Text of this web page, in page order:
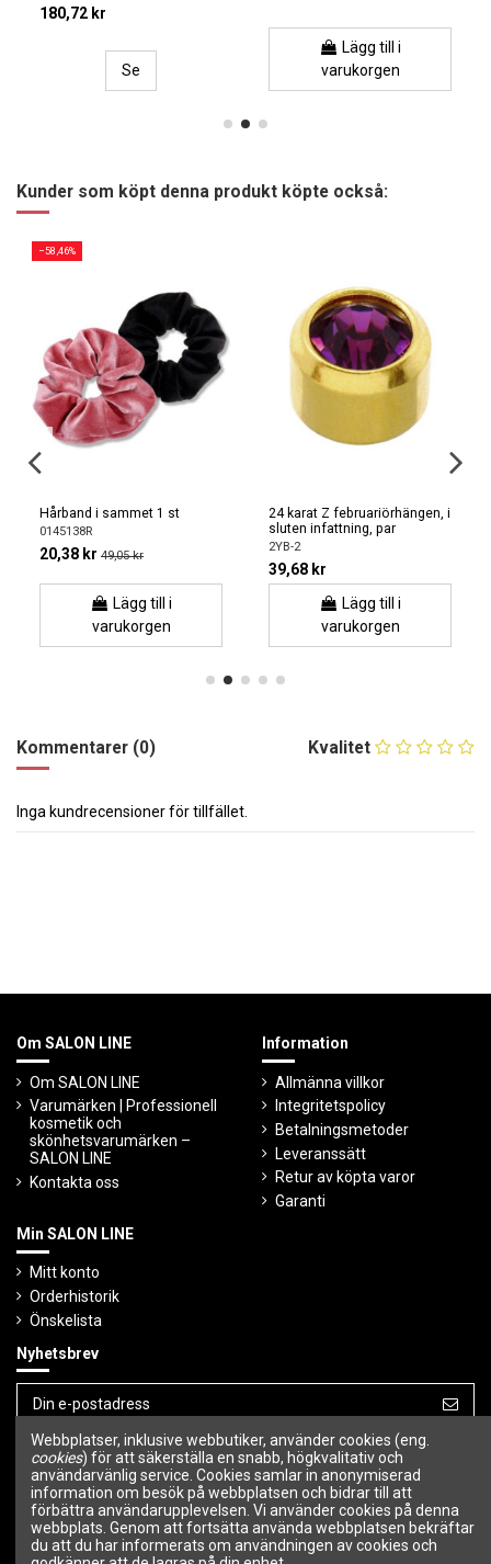
180,72 kr
Se
Lägg till i
varukorgen
Kunder som köpt denna produkt köpte också:
−58,46%
Hårband i sammet 1 st
0145138R
20,38 kr 49,05 kr
Lägg till i
varukorgen
24 karat Z februariörhängen, i
sluten infattning, par
2YB-2
39,68 kr
Lägg till i
varukorgen
Kvalitet
Kommentarer (0)
Inga kundrecensioner för tillfället.
Om SALON LINE
Om SALON LINE
Varumärken | Professionell
kosmetik och
skönhetsvarumärken –
SALON LINE
Kontakta oss
Information
Allmänna villkor
Integritetspolicy
Betalningsmetoder
Leveranssätt
Retur av köpta varor
Garanti
Min SALON LINE
Mitt konto
Orderhistorik
Önskelista
Nyhetsbrev
Du kan avbryta prenumerationen när som
helst.
Följ oss
Webbplatser, inklusive webbutiker, använder cookies (eng.
cookies) för att säkerställa en snabb, högkvalitativ och
användarvänlig service. Cookies samlar in anonymiserad
information om besök på webbplatsen och bidrar till att
förbättra användarupplevelsen. Vi använder cookies på denna
webbplats. Genom att fortsätta använda webbplatsen bekräftar
du att du har informerats om användningen av cookies och